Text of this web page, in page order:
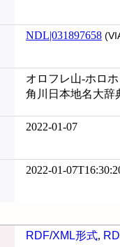
NDL|031897658
オロフレ山-ホロホ
角川日本地名大辞
2022-01-07
2022-01-
RDF/XML形式,